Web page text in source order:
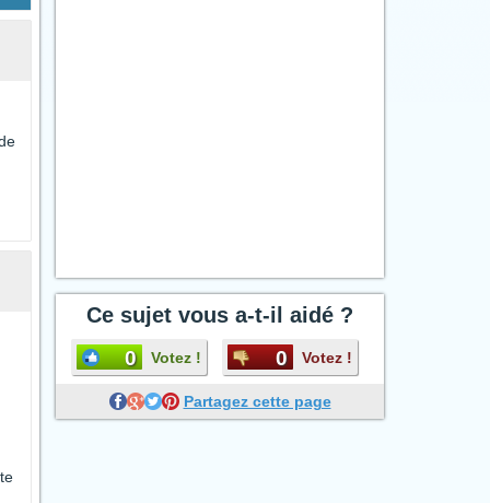
Ce sujet vous a-t-il aidé ?
0 Votez ! 0 Votez !
Partagez cette page